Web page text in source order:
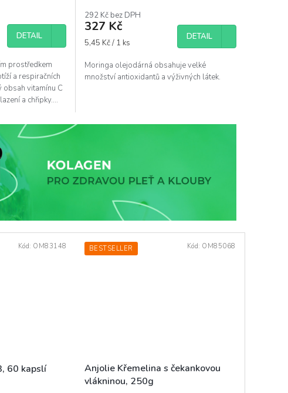
DETAIL
prostředkem
a respiračních
obsah vitamínu C
a chřipky....
292 Kč bez DPH
327 Kč
Měrná
5,45 Kč / 1 ks
DETAIL
Moringa olejodárná obsahuje velké
množství antioxidantů a výživných látek.
60 kapslí
Kód: OM83148 BESTSELLER
Anjolie Křemelina s čekankovou
vlákninou, 250g
Kód: OM85068